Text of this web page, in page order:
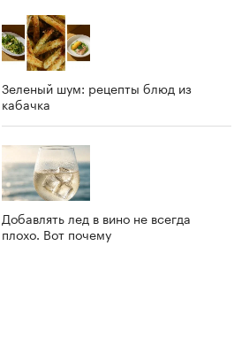
Зеленый шум: рецепты блюд из
кабачка
Добавлять лед в вино не всегда
плохо. Вот почему